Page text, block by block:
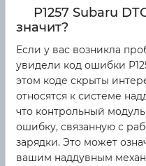
P1257 Subaru
значит?
Если у вас возникла
увидели код ошибки
этом коде скрыты
относятся к системе
что контрольный
ошибку, связанную с
зарядки. Это может
вашим наддувным